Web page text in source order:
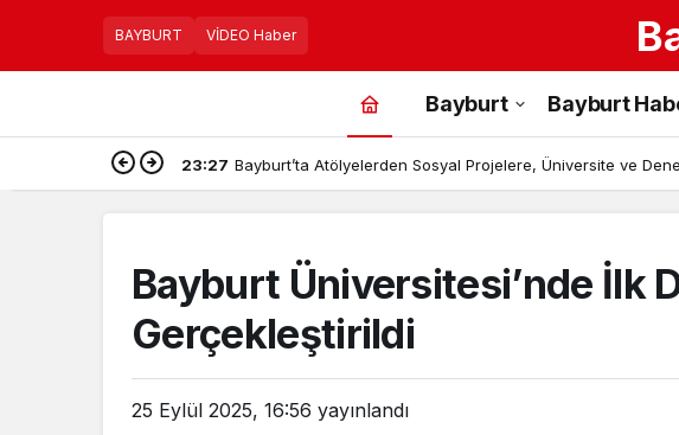
BAYBURT VİDEO Haber
Bayburt Bayburt
23:27 Bayburt’ta Atölyelerden Sosyal Projelere, Üniversite ve
Bayburt Üniversitesi’nde İlk
Gerçekleştirildi
25 Eylül 2025, 16:56 yayınlandı